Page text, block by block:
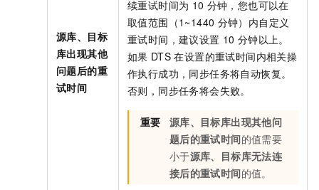
源库、目标
库出现其他
问题后的重
试时间
续重试时间为 10 分钟，您也可以在
取值范围（1~1440 分钟）内自定义
重试时间，建议设置 10 分钟以上。
如果 DTS 在设置的重试时间内相关操
作执行成功，同步任务将自动恢复。
否则，同步任务将会失败。
重要
源库、目标库出现其他问
题后的重试时间的值需要
小于源库、目标库无法连
接后的重试时间的值。